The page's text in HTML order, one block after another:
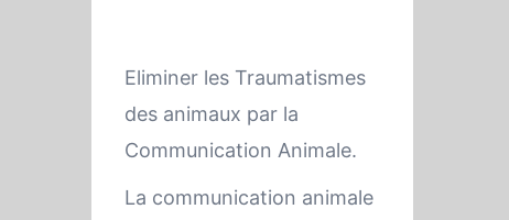
Eliminer les Traumatismes
des animaux par la
Communication Animale.
La communication animale